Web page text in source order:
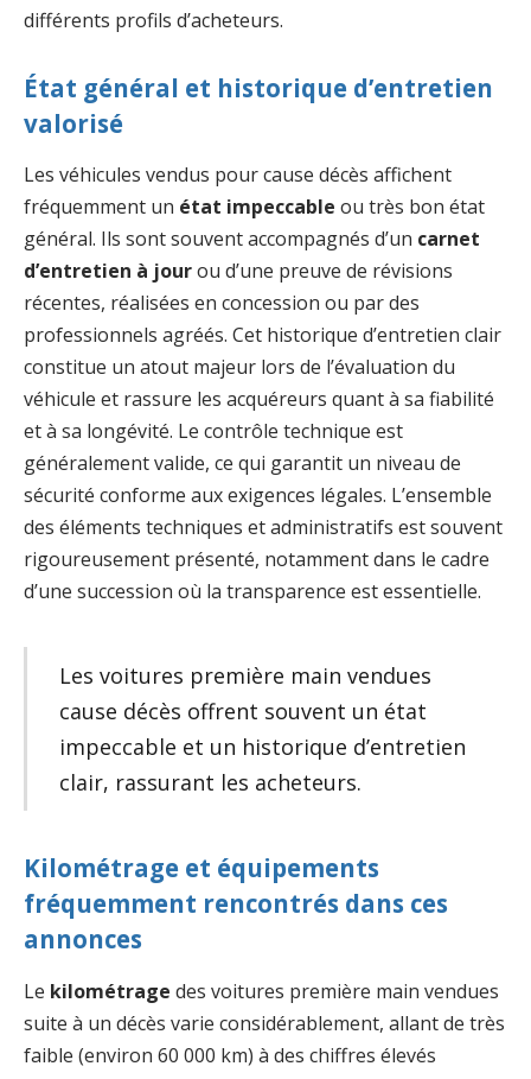
différents profils d’acheteurs.
État général et historique d’entretien
valorisé
Les véhicules vendus pour cause décès affichent
fréquemment un état impeccable ou très bon état
général. Ils sont souvent accompagnés d’un carnet
d’entretien à jourou d’une preuve de révisions
récentes, réalisées en concession ou par des
professionnels agréés. Cet historique d’entretien clair
constitue un atout majeur lors de l’évaluation du
véhicule et rassure les acquéreurs quant à sa fiabilité
et à sa longévité. Le contrôle technique est
généralement valide, ce qui garantit un niveau de
sécurité conforme aux exigences légales. L’ensemble
des éléments techniques et administratifs est souvent
rigoureusement présenté, notamment dans le cadre
d’une succession où la transparence est essentielle.
Les voitures première main vendues
cause décès offrent souvent un état
impeccable et un historique d’entretien
clair, rassurant les acheteurs.
Kilométrage et équipements
fréquemment rencontrés dans ces
annonces
Le kilométrage des voitures première main vendues
suite à un décès varie considérablement, allant de très
faible (environ 60 000 km) à des chiffres élevés